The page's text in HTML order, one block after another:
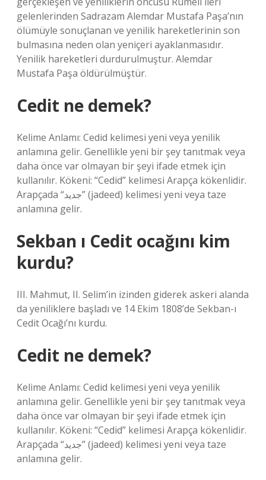
gelenlerinden Sadrazam Alemdar Mustafa Paşa’nın
ölümüyle sonuçlanan ve yenilik hareketlerinin son
bulmasına neden olan yeniçeri ayaklanmasıdır.
Yenilik hareketleri durdurulmuştur. Alemdar
Mustafa Paşa öldürülmüştür.
Cedit ne demek?
Kelime Anlamı: Cedid kelimesi yeni veya yenilik
anlamına gelir. Genellikle yeni bir şey tanıtmak veya
daha önce var olmayan bir şeyi ifade etmek için
kullanılır. Kökeni: “Cedid” kelimesi Arapça kökenlidir.
Arapçada “جديد” (jadeed) kelimesi yeni veya taze
anlamına gelir.
Sekban ı Cedit ocağını kim
kurdu?
III. Mahmut, II. Selim’in izinden giderek askeri alanda
da yeniliklere başladı ve 14 Ekim 1808’de Sekban-ı
Cedit Ocağı’nı kurdu.
Cedit ne demek?
Kelime Anlamı: Cedid kelimesi yeni veya yenilik
anlamına gelir. Genellikle yeni bir şey tanıtmak veya
daha önce var olmayan bir şeyi ifade etmek için
kullanılır. Kökeni: “Cedid” kelimesi Arapça kökenlidir.
Arapçada “جديد” (jadeed) kelimesi yeni veya taze
anlamına gelir.